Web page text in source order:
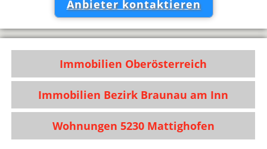
Anbieter kontaktieren
Immobilien Oberösterreich
Immobilien Bezirk Braunau am Inn
Wohnungen 5230 Mattighofen